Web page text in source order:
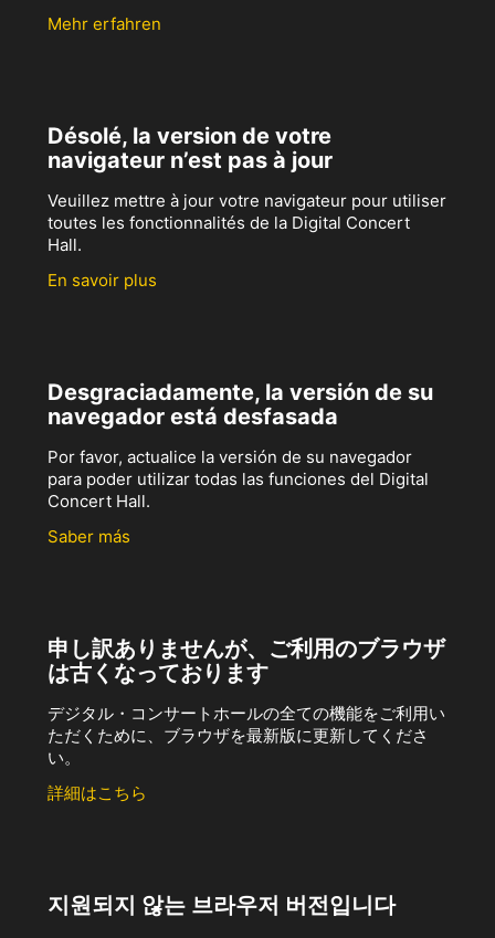
Mehr erfahren
Désolé, la version de votre
navigateur n’est pas à jour
Veuillez mettre à jour votre navigateur pour utiliser
toutes les fonctionnalités de la Digital Concert
Hall.
En savoir plus
Desgraciadamente, la versión de su
navegador está desfasada
Por favor, actualice la versión de su navegador
para poder utilizar todas las funciones del Digital
Concert Hall.
Saber más
申し訳ありませんが、ご利用のブラウザ
は古くなっております
デジタル・コンサートホールの全ての機能をご利用い
ただくために、ブラウザを最新版に更新してくださ
い。
詳細はこちら
지원되지 않는 브라우저 버전입니다